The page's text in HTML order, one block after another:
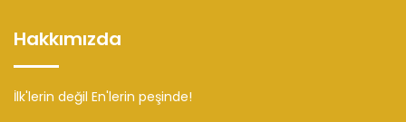
Hakkımızda
İlk'lerin değil En'lerin peşinde!